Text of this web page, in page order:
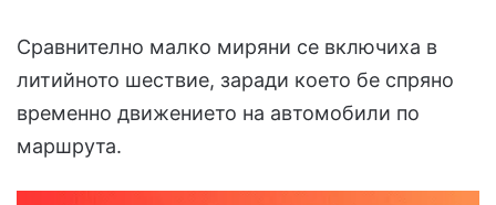
Сравнително малко миряни се включиха в
литийното шествие, заради което бе спряно
временно движението на автомобили по
маршрута.